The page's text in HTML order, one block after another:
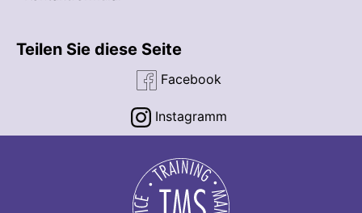
Teilen Sie diese Seite
Facebook
Instagramm